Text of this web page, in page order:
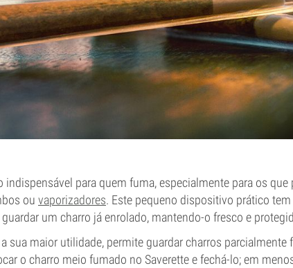
indispensável para quem fuma, especialmente para os que
ou vaporizadores. Este pequeno dispositivo prático
um charro já enrolado, mantendo-o fresco e
sua maior utilidade, permite guardar charros
o charro meio fumado no Saverette e fechá-lo; em